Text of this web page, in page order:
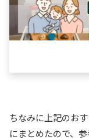
ちなみに上記のお
にまとめたので、